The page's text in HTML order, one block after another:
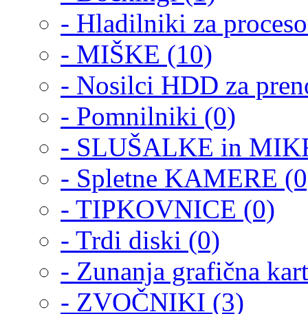
- Hladilniki za
- MIŠKE (10)
- Nosilci HDD za
- Pomnilniki (0)
- SLUŠALKE in
- Spletne KAMERE
- TIPKOVNICE (0)
- Trdi diski (0)
- Zunanja grafična
- ZVOČNIKI (3)